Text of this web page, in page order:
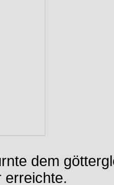
dem
erreichte.